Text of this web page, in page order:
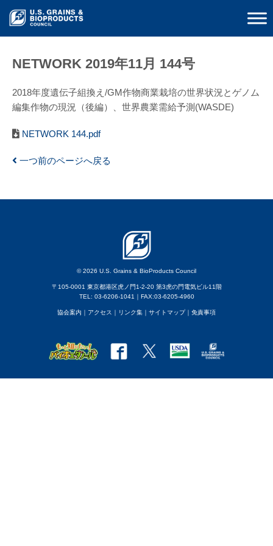
NETWORK 2019年11月 144号
2018年度遺伝子組換え/GM作物商業栽培の世界状況とゲノム
編集作物の現況（後編）、世界農業需給予測(WASDE)
NETWORK 144.pdf
一つ前のページへ戻る
© 2026 U.S. Grains & BioProducts Council
〒105-0001 東京都港区虎ノ門1-2-20 第3虎の門電気ビル11階
TEL: 03-6206-1041｜FAX:03-6205-4960
協会案内 ｜アクセス ｜ リンク集 ｜ サイトマップ｜ 免責事項